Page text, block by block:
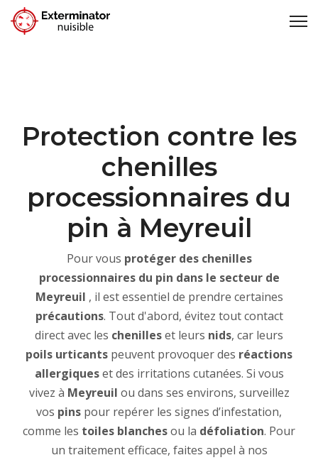
Protection contre les
chenilles
processionnaires du
pin à Meyreuil
Pour vous protéger des chenilles
processionnaires du pin dans le secteur de
Meyreuil , il est essentiel de prendre certaines
précautions. Tout d'abord, évitez tout contact
direct avec les chenilleset leurs nids, car leurs
poils urticants peuvent provoquer des réactions
allergiqueset des irritations cutanées. Si vous
vivez à Meyreuil ou dans ses environs, surveillez
vos pins pour repérer les signes d’infestation,
comme les toiles blanchesou la défoliation. Pour
un traitement efficace, faites appel à nos